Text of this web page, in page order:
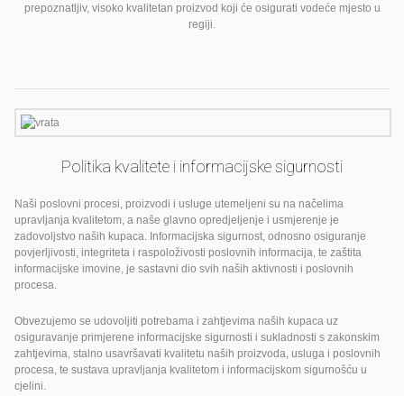
prepoznatljiv, visoko kvalitetan proizvod koji će osigurati vodeće mjesto u
regiji.
Politika kvalitete i informacijske sigurnosti
Naši poslovni procesi, proizvodi i usluge utemeljeni su na načelima
upravljanja kvalitetom, a naše glavno opredjeljenje i usmjerenje je
zadovoljstvo naših kupaca. Informacijska sigurnost, odnosno osiguranje
povjerljivosti, integriteta i raspoloživosti poslovnih informacija, te zaštita
informacijske imovine, je sastavni dio svih naših aktivnosti i poslovnih
procesa.
Obvezujemo se udovoljiti potrebama i zahtjevima naših kupaca uz
osiguravanje primjerene informacijske sigurnosti i sukladnosti s zakonskim
zahtjevima, stalno usavršavati kvalitetu naših proizvoda, usluga i poslovnih
procesa, te sustava upravljanja kvalitetom i informacijskom sigurnošću u
cjelini.